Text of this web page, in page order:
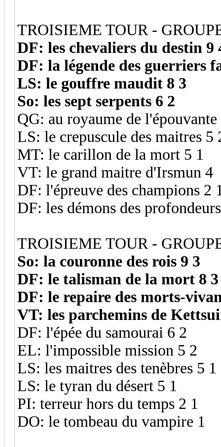
TROISIEME TOUR -
DF: les chevaliers du destin 9
DF: la légende des guerriers
LS: le gouffre maudit 8 3
So: les sept serpents 6 2
QG: au royaume de l'épouvante
LS: le crepuscule des maitres 5
MT: le carillon de la mort 5 1
VT: le grand maitre d'Irsmun 4
DF: l'épreuve des champions 2
DF: les démons des
TROISIEME TOUR -
So: la couronne des rois 9 3
DF: le talisman de la mort 8 3
DF: le repaire des morts-
VT: les parchemins de
DF: l'épée du samourai 6 2
EL: l'impossible mission 5 2
LS: les maitres des tenèbres 5 1
LS: le tyran du désert 5 1
PI: terreur hors du temps 2 1
DO: le tombeau du vampire 1